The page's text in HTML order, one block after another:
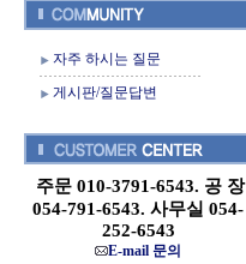
자주 하시는 질문
게시판/질문답변
주문 010-3791-6543. 공 장
054-791-6543. 사무실 054-
252-6543
E-mail 문의